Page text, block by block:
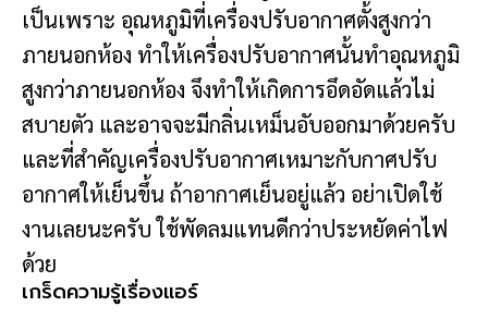
เป็นเพราะ อุณหภูมิที่เครื่องปรับอากาศตั้งสูงกว่า
ภายนอกห้อง ทำให้เครื่องปรับอากาศนั้นทำอุณหภูมิ
สูงกว่าภายนอกห้อง จึงทำให้เกิดการอึดอัดแล้วไม่
สบายตัว และอาจจะมีกลิ่นเหม็นอับออกมาด้วยครับ
และที่สำคัญเครื่องปรับอากาศเหมาะกับกาศปรับ
อากาศให้เย็นขึ้น ถ้าอากาศเย็นอยู่แล้ว อย่าเปิดใช้
งานเลยนะครับ ใช้พัดลมแทนดีกว่าประหยัดค่าไฟ
ด้วย
เกร็ดความรู้เรื่องแอร์